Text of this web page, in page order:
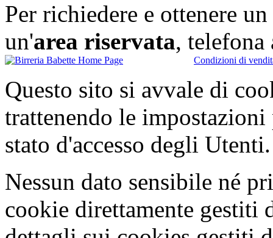
Per richiedere e ottenere un
un'area riservata,
Condizioni di
Questo sito si avvale di
trattenendo le
stato d'accesso degli Utenti.
Nessun dato sensibile né
cookie direttamente gestiti